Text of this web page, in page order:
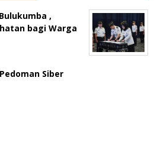
,
bagi Warga
Siber